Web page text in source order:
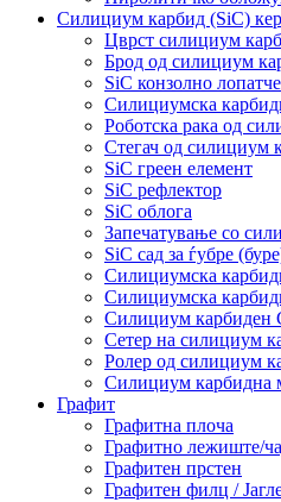
Силициум карбид (SiC)
Цврст силициум
Брод од силициум
SiC конзолно лопатче
Силициумска
Роботска рака од
Стегач од силициум
SiC греен елемент
SiC рефлектор
SiC облога
Запечатување со
SiC сад за ѓубре
Силициумска
Силициумска
Силициум карбиден
Сетер на силициум
Ролер од силициум
Силициум карбидна
Графит
Графитна плоча
Графитно лежиште/
Графитен прстен
Графитен филц /